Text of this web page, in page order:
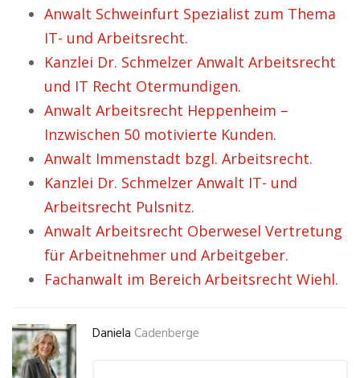
Anwalt Schweinfurt Spezialist zum Thema
IT- und Arbeitsrecht.
Kanzlei Dr. Schmelzer Anwalt Arbeitsrecht
und IT Recht Otermundigen.
Anwalt Arbeitsrecht Heppenheim –
Inzwischen 50 motivierte Kunden.
Anwalt Immenstadt bzgl. Arbeitsrecht.
Kanzlei Dr. Schmelzer Anwalt IT- und
Arbeitsrecht Pulsnitz.
Anwalt Arbeitsrecht Oberwesel Vertretung
für Arbeitnehmer und Arbeitgeber.
Fachanwalt im Bereich Arbeitsrecht Wiehl.
Daniela Cadenberge